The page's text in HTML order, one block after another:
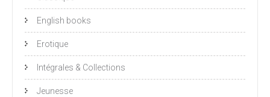
English books
Erotique
Intégrales & Collections
Jeunesse